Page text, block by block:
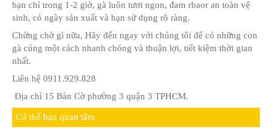
Và thế rất tiện lợi, bạn có nhiều thời gian hơn, tiết
gian. Chắc chắn là an toàn vệ sinh thự phẩm.